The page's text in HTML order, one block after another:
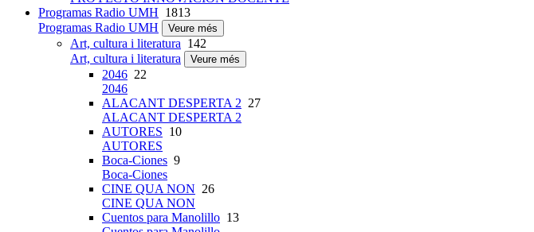
Programas Radio UMH 1813
Programas Radio UMH
Veure més
Art, cultura i literatura 142
Art, cultura i literatura
Veure més
2046 22
2046
ALACANT DESPERTA 2 27
ALACANT DESPERTA 2
AUTORES 10
AUTORES
Boca-Ciones 9
Boca-Ciones
CINE QUA NON 26
CINE QUA NON
Cuentos para Manolillo 13